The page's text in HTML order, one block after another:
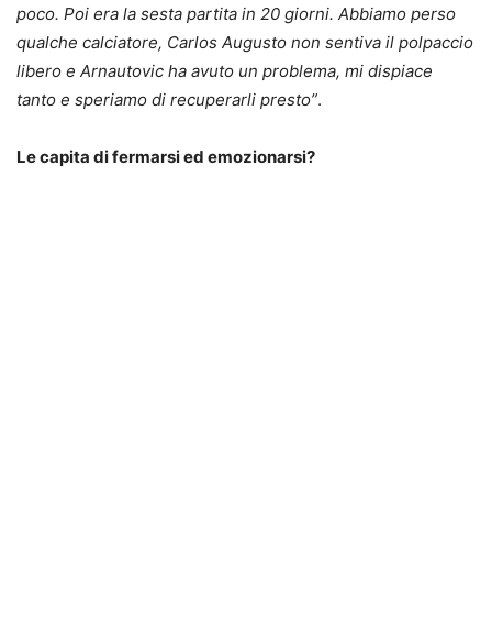
poco. Poi era la sesta partita in 20 giorni. Abbiamo perso
qualche calciatore, Carlos Augusto non sentiva il polpaccio
libero e Arnautovic ha avuto un problema, mi dispiace
tanto e speriamo di recuperarli presto”.
Le capita di fermarsi ed emozionarsi?